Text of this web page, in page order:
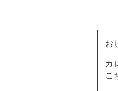
お
カ
こ